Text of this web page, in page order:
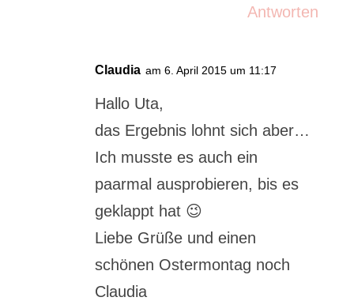
Antworten
Claudia am 6. April 2015 um 11:17
Hallo Uta,
das Ergebnis lohnt sich aber…
Ich musste es auch ein
paarmal ausprobieren, bis es
geklappt hat 😉
Liebe Grüße und einen
schönen Ostermontag noch
Claudia